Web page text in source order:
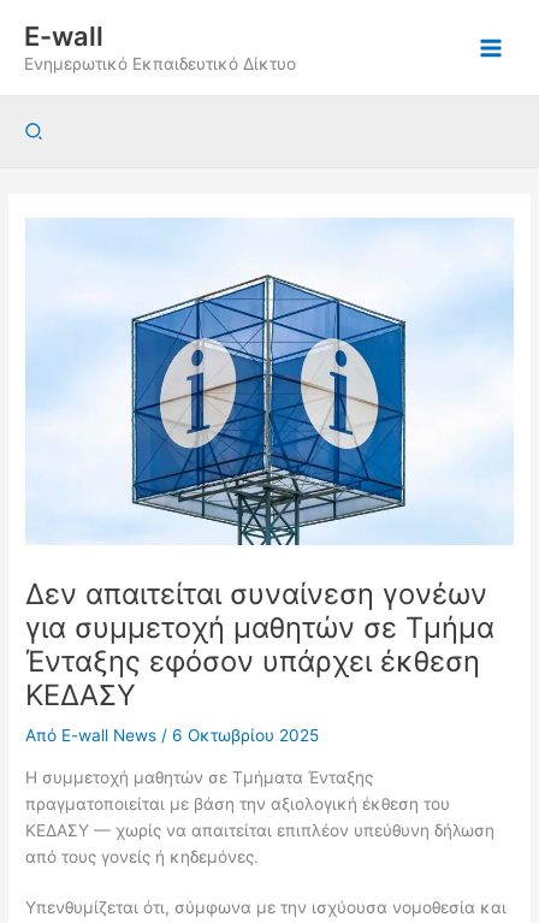
περιεχόμενο
E-wall
Ενημερωτικό Εκπαιδευτικό Δίκτυο
Αναζήτηση
Δεν απαιτείται συναίνεση γονέων
για συμμετοχή μαθητών σε Τμήμα
Ένταξης εφόσον υπάρχει έκθεση
ΚΕΔΑΣΥ
Από E-wall News/6 Οκτωβρίου 2025
Η συμμετοχή μαθητών σε Τμήματα Ένταξης
πραγματοποιείται με βάση την αξιολογική έκθεση του
ΚΕΔΑΣΥ — χωρίς να απαιτείται επιπλέον υπεύθυνη δήλωση
από τους γονείς ή κηδεμόνες.
Υπενθυμίζεται ότι, σύμφωνα με την ισχύουσα νομοθεσία και